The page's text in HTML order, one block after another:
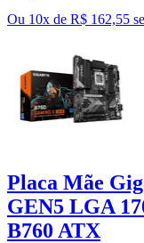
Ou 10x de R$ 162,55
Placa Mãe
GEN5 LGA
B760 ATX